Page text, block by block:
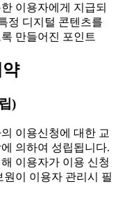
이용자에게 지급되
정 디지털 콘텐츠를
만들어진 포인트
)
이용신청에 대한 교
의하여 성립됩니다.
이용자가 이용 신청
이 이용자 관리시 필